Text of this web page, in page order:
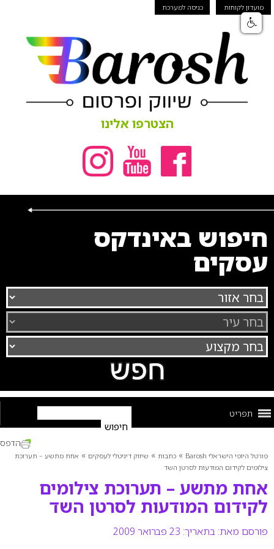
מועדון לקוחות כניסה למערכת
הצטרפו אלינו
חיפוש באינדקס
עסקים
תפריט
פורטל היופי הישראלי Barosh » כתבות » שיווק דיגיטלי לעסקים » אחת מתשע – תערוכת
צילומים לקידום המודעות לסרטן השד
אחת מתשע – תערוכת צילומים
לקידום המודעות לסרטן השד
פורסם מאת: בתאריך: 23 פברואר 2009
הדפס